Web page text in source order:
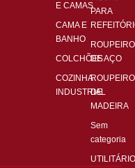
E CAMAS
CAMA E
BANHO
COLCHÕES
COZINHA
INDUSTRIAL
PARA
DE AÇO
DE
MADEIRA
Sem
categoria